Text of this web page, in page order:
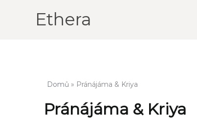
Ethera
Domů Pránájáma & Kriya
Pránájáma & Kriya